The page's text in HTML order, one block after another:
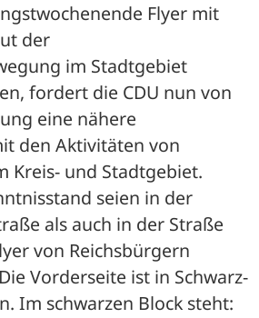
Flyer mit
der
im Stadtgebiet
fordert die CDU nun von
eine nähere
den Aktivitäten von
Kreis- und Stadtgebiet.
seien in der
als auch in der Straße
von Reichsbürgern
Vorderseite ist in Schwarz-
Im schwarzen Block steht: